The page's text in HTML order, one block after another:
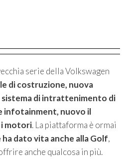
serie della Volkswagen
di costruzione, nuova
sistema di intrattenimento di
infotainment, nuovo il
motori. La piattaforma è ormai
dato vita anche alla Golf,
anche qualcosa in più.